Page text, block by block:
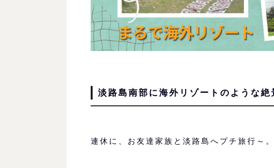
淡路島南部に海外リゾートのような絶
連休に、お友達家族と淡路島へプチ旅行～。